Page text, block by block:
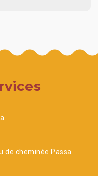
de cheminée Passa